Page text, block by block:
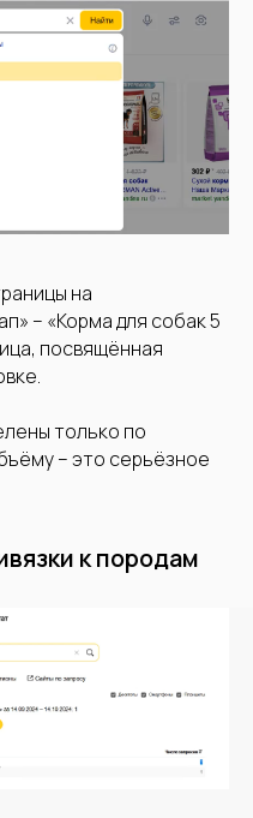
на
– «Корма для собак 5
посвящённая
только по
– это серьёзное
к породам